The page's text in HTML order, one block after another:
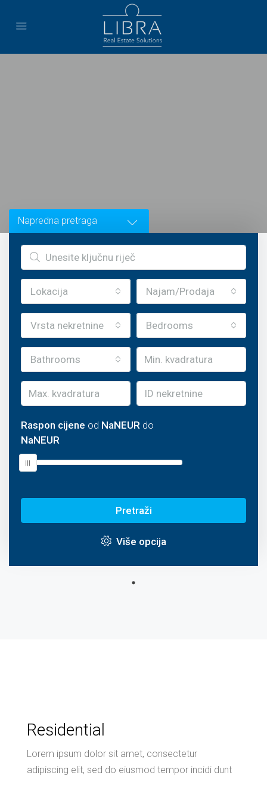
Napredna pretraga
Lokacija Najam/Prodaja
Vrsta nekretnine Bedrooms
Bathrooms
Raspon cijene od NaNEUR do
NaNEUR
Pretraži
Više opcija
Discover Our Featured Listings
Lorem ipsum dolor sit amet, consectetur adipisicing elit
Residential
Lorem ipsum dolor sit amet, consectetur
adipiscing elit, sed do eiusmod tempor incidi dunt